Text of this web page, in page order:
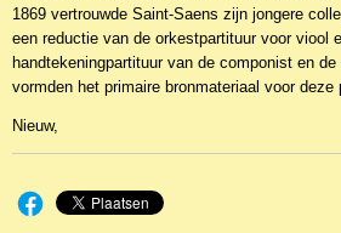
1869 vertrouwde Saint-Saens zijn jongere
een reductie van de orkestpartituur voor viool
handtekeningpartituur van de componist en
vormden het primaire bronmateriaal voor deze
Nieuw,